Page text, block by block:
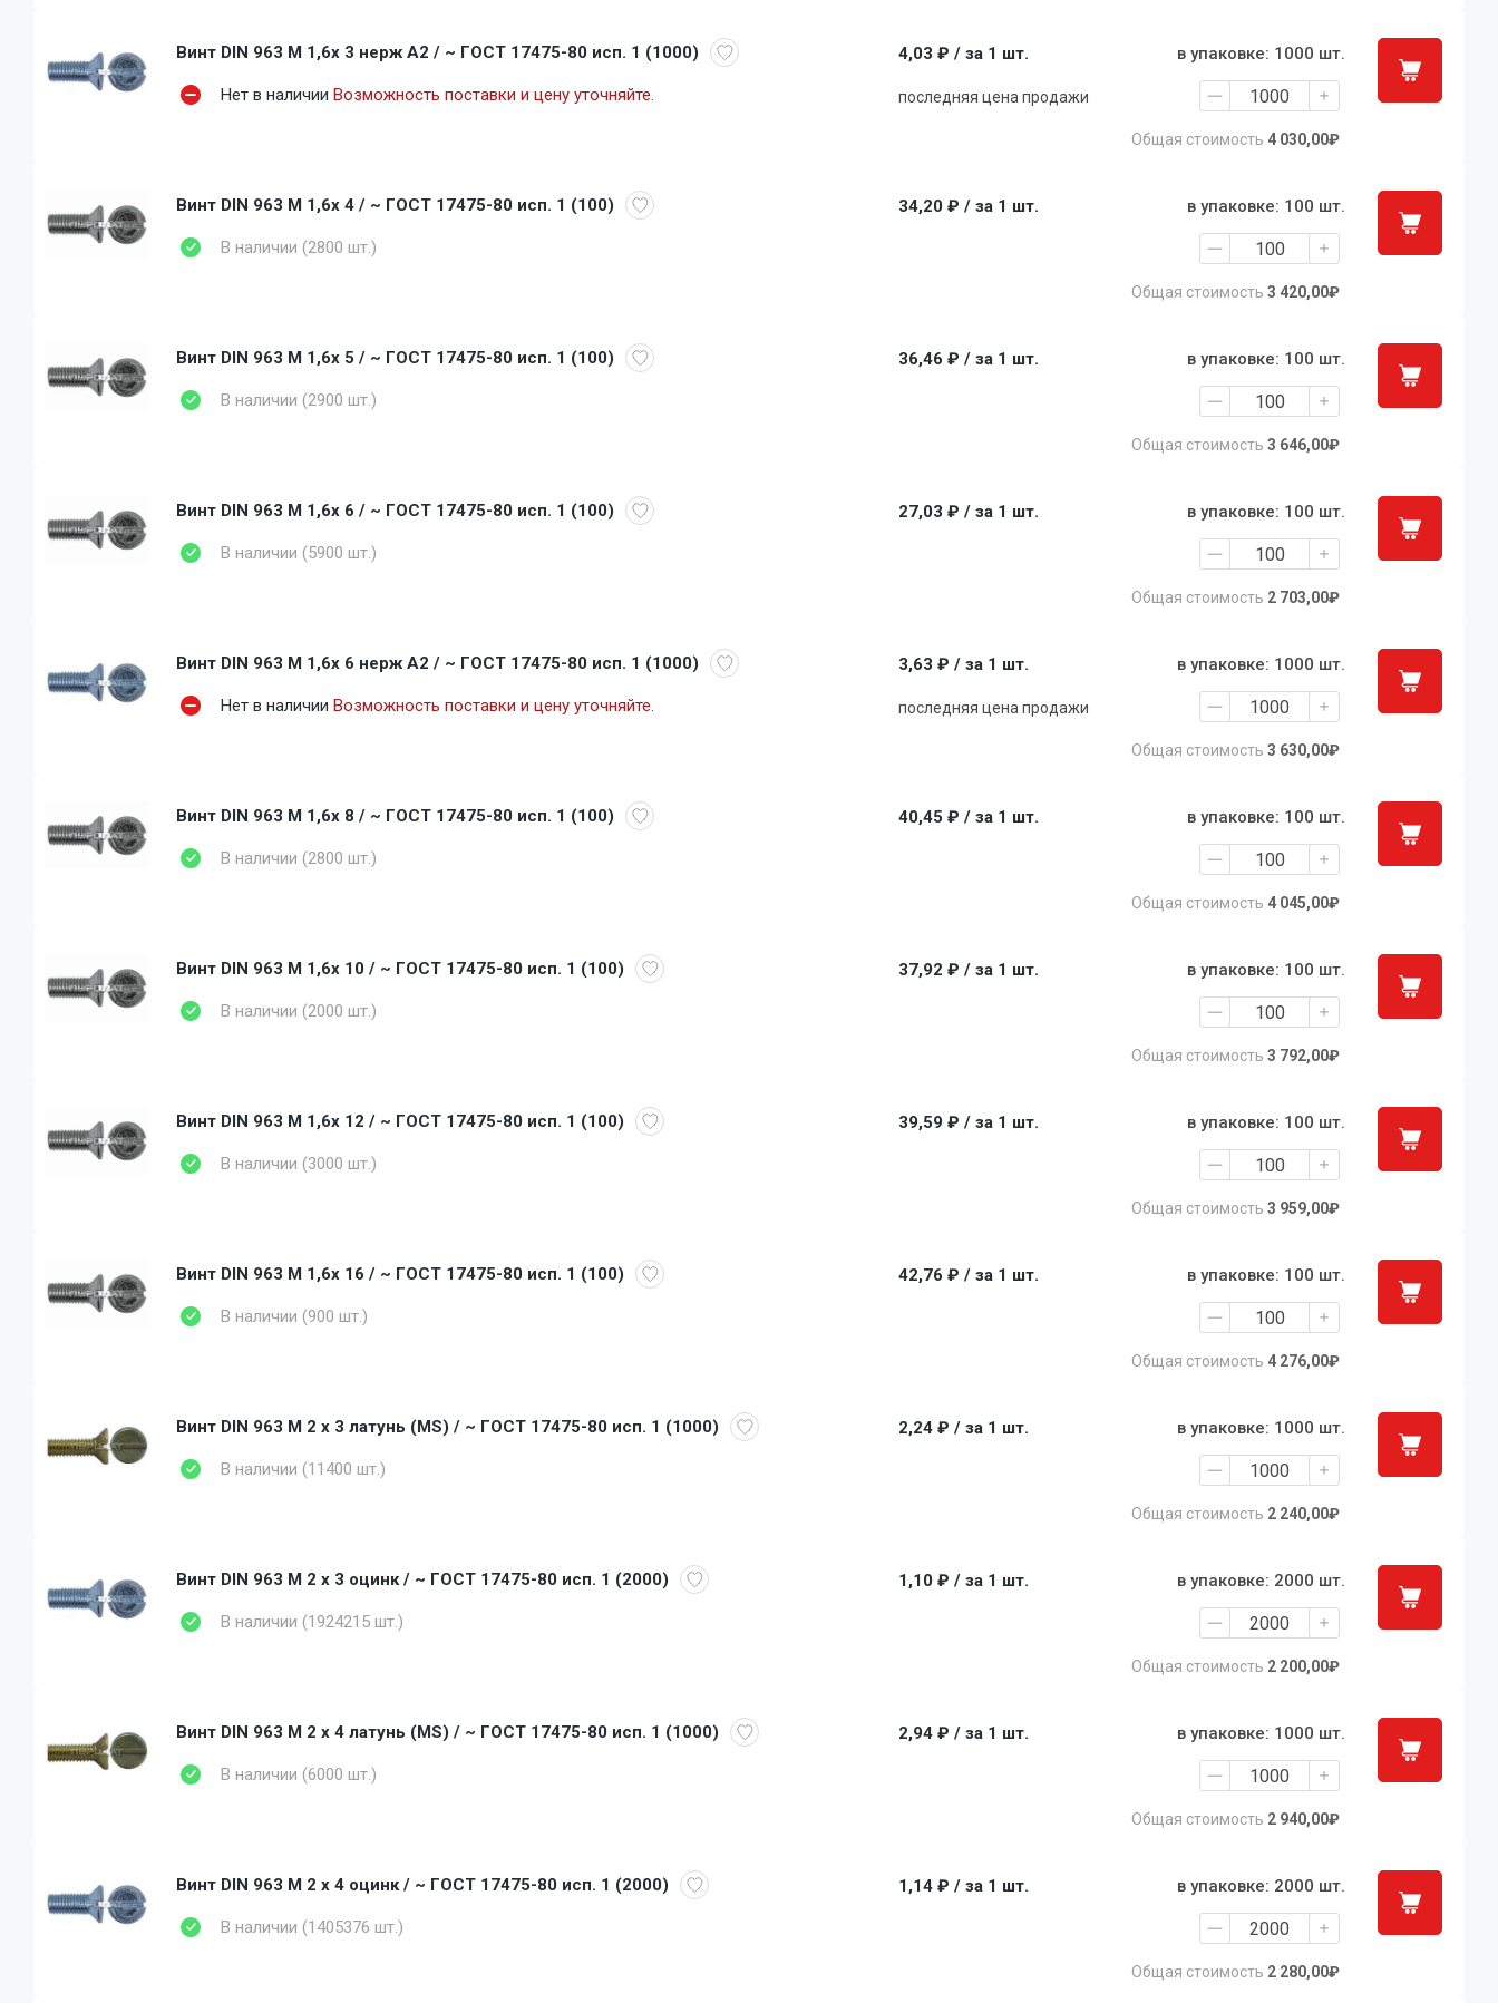
Винт DIN 963 M 1,6x 3 нерж A2 / ~ ГОСТ 17475-80 исп. 1 (1000)
Нет в наличии Возможность поставки и цену уточняйте.
в упаковке: 1000 шт.
Общая стоимость 4 030,00₽
4,03 ₽ / за 1 шт.
последняя цена продажи
Винт DIN 963 M 1,6x 4 / ~ ГОСТ 17475-80 исп. 1 (100)
В наличии (2800 шт.)
в упаковке: 100 шт.
Общая стоимость 3 420,00₽
34,20 ₽ / за 1 шт.
Винт DIN 963 M 1,6x 5 / ~ ГОСТ 17475-80 исп. 1 (100)
В наличии (2900 шт.)
в упаковке: 100 шт.
Общая стоимость 3 646,00₽
36,46 ₽ / за 1 шт.
Винт DIN 963 M 1,6x 6 / ~ ГОСТ 17475-80 исп. 1 (100)
В наличии (5900 шт.)
в упаковке: 100 шт.
Общая стоимость 2 703,00₽
27,03 ₽ / за 1 шт.
Винт DIN 963 M 1,6x 6 нерж A2 / ~ ГОСТ 17475-80 исп. 1 (1000)
Нет в наличии Возможность поставки и цену уточняйте.
в упаковке: 1000 шт.
Общая стоимость 3 630,00₽
3,63 ₽ / за 1 шт.
последняя цена продажи
Винт DIN 963 M 1,6x 8 / ~ ГОСТ 17475-80 исп. 1 (100)
В наличии (2800 шт.)
в упаковке: 100 шт.
Общая стоимость 4 045,00₽
40,45 ₽ / за 1 шт.
Винт DIN 963 M 1,6x 10 / ~ ГОСТ 17475-80 исп. 1 (100)
В наличии (2000 шт.)
в упаковке: 100 шт.
Общая стоимость 3 792,00₽
37,92 ₽ / за 1 шт.
Винт DIN 963 M 1,6x 12 / ~ ГОСТ 17475-80 исп. 1 (100)
В наличии (3000 шт.)
в упаковке: 100 шт.
Общая стоимость 3 959,00₽
39,59 ₽ / за 1 шт.
Винт DIN 963 M 1,6x 16 / ~ ГОСТ 17475-80 исп. 1 (100)
В наличии (900 шт.)
в упаковке: 100 шт.
Общая стоимость 4 276,00₽
42,76 ₽ / за 1 шт.
Винт DIN 963 M 2 x 3 латунь (MS) / ~ ГОСТ 17475-80 исп. 1 (1000)
В наличии (11400 шт.)
в упаковке: 1000 шт.
Общая стоимость 2 240,00₽
2,24 ₽ / за 1 шт.
Винт DIN 963 M 2 x 3 оцинк / ~ ГОСТ 17475-80 исп. 1 (2000)
В наличии (1924215 шт.)
в упаковке: 2000 шт.
Общая стоимость 2 200,00₽
1,10 ₽ / за 1 шт.
Винт DIN 963 M 2 x 4 латунь (MS) / ~ ГОСТ 17475-80 исп. 1 (1000)
В наличии (6000 шт.)
в упаковке: 1000 шт.
Общая стоимость 2 940,00₽
2,94 ₽ / за 1 шт.
Винт DIN 963 M 2 x 4 оцинк / ~ ГОСТ 17475-80 исп. 1 (2000)
В наличии (1405376 шт.)
в упаковке: 2000 шт.
Общая стоимость 2 280,00₽
1,14 ₽ / за 1 шт.